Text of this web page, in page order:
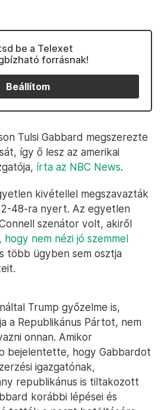
be a Telexet
forrásnak!
Beállítom
Tulsi Gabbard megszerezte
így ő lesz az amerikai
írta az NBC News.
kivétellel megszavazták
48-ra nyert. Az egyetlen
szenátor volt, akiről
nem nézi jó szemmel
több ügyben sem osztja
Trump győzelme is,
a Republikánus Pártot, nem
onnan. Amikor
bejelentette, hogy Gabbardot
igazgatónak,
republikánus is tiltakozott
korábbi lépései és